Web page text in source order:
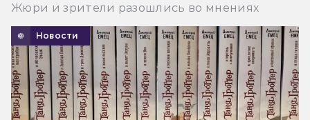
Жюри и зрители разошлись во мнениях
Новости